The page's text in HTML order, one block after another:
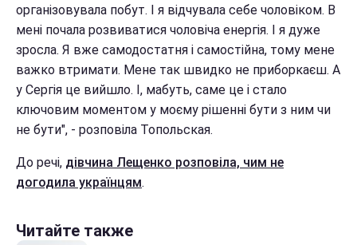
організовувала побут. І я відчувала себе чоловіком. В
мені почала розвиватися чоловіча енергія. І я дуже
зросла. Я вже самодостатня і самостійна, тому мене
важко втримати. Мене так швидко не приборкаєш. А
у Сергія це вийшло. І, мабуть, саме це і стало
ключовим моментом у моєму рішенні бути з ним чи
не бути", - розповіла Топольская.
До речі, дівчина Лещенко розповіла, чим не
догодила українцям.
Читайте также